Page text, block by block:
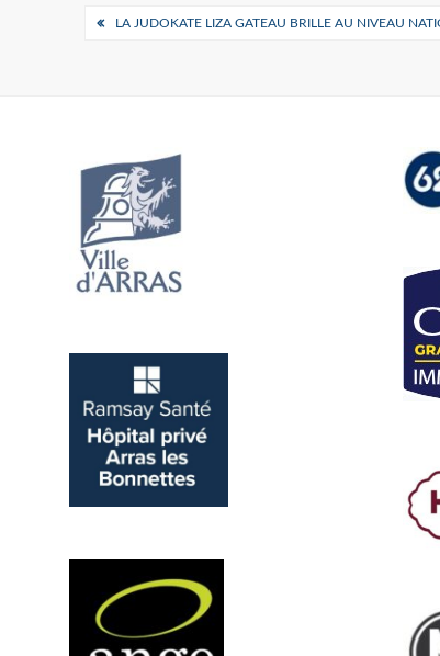
Navigation
LA JUDOKATE LIZA GATEAU BRILLE AU NIVEAU